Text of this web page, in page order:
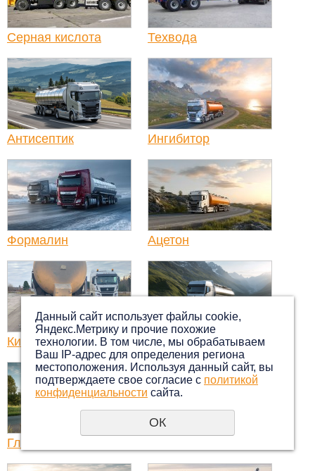
Серная кислота Техвода
Антисептик Ингибитор
Формалин Ацетон
Кислота Краска
Гликоль
Данный сайт использует файлы cookie,
Яндекс.Метрику и прочие похожие
технологии. В том числе, мы обрабатываем
Ваш IP-адрес для определения региона
местоположения. Используя данный сайт, вы
подтверждаете свое согласие с политикой
конфиденциальности сайта.
ОК